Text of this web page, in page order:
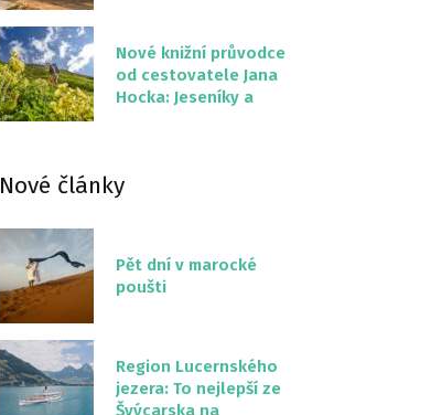
Nové knižní průvodce
od cestovatele Jana
Hocka: Jeseníky a
Nové články
Pět dní v marocké
poušti
Region Lucernského
jezera: To nejlepší ze
Švýcarska na